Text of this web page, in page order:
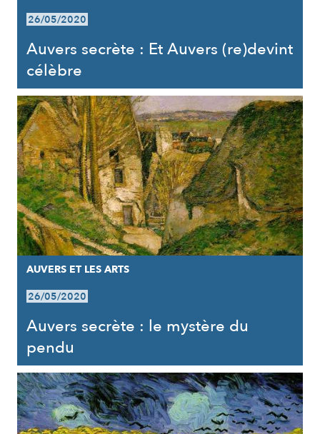
26/05/2020
Auvers secrète : Et Auvers (re)devint
célèbre
AUVERS ET LES ARTS
26/05/2020
Auvers secrète : le mystère du
pendu